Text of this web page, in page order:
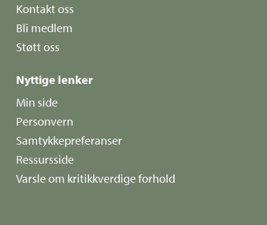
Kontakt oss
Bli medlem
Støtt oss
Nyttige lenker
Min side
Personvern
Samtykkepreferanser
Ressursside
Varsle om kritikkverdige forhold